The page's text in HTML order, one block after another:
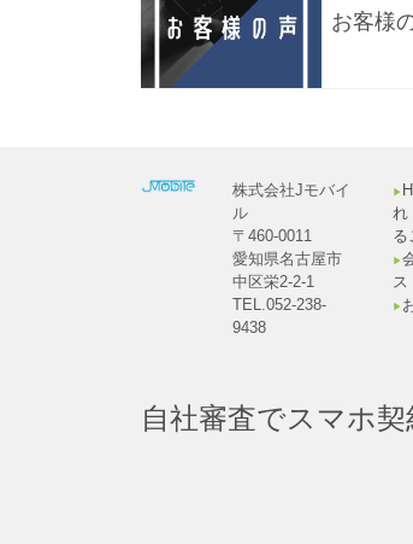
お客様
株式会社Jモバイ
ル
〒460-0011
愛知県名古屋市
中区栄2-2-1
TEL.052-238-
9438
▶︎
れ
る
▶︎
ス
▶︎
自社審査でスマホ